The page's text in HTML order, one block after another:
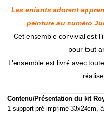
Les enfants adorent
peinture au numéro
Cet ensemble convivial est
pour tout
L’ensemble est livré avec
Contenu/Présentation du kit
1 support pré-imprimé 33x24cm,